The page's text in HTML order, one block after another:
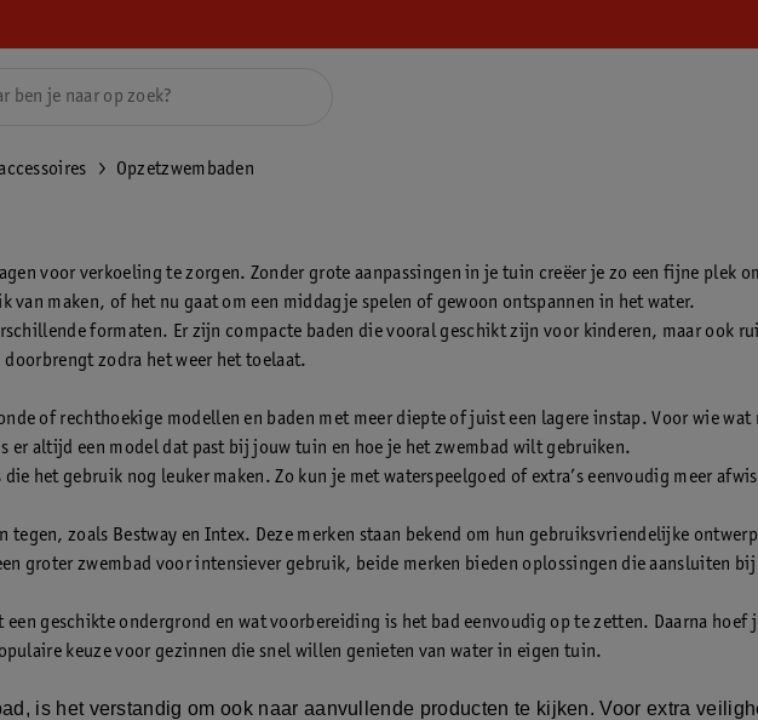
Opzetzwembaden
voor verkoeling te zorgen. Zonder grote aanpassingen in je tuin creëer je zo een fijne plek
van maken, of het nu gaat om een middagje spelen of gewoon ontspannen in het water.
formaten. Er zijn compacte baden die vooral geschikt zijn voor kinderen, maar ook
zodra het weer het toelaat.
of rechthoekige modellen en baden met meer diepte of juist een lagere instap. Voor wie
er altijd een model dat past bij jouw tuin en hoe je het zwembad wilt gebruiken.
het gebruik nog leuker maken. Zo kun je met waterspeelgoed of extra’s eenvoudig meer
zoals Bestway en Intex. Deze merken staan bekend om hun gebruiksvriendelijke
groter zwembad voor intensiever gebruik, beide merken bieden oplossingen die aansluiten
een geschikte ondergrond en wat voorbereiding is het bad eenvoudig op te zetten. Daarna
keuze voor gezinnen die snel willen genieten van water in eigen tuin.
is het verstandig om ook naar aanvullende producten te kijken. Voor extra